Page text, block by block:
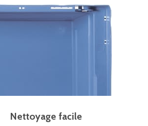
Nettoyage facile